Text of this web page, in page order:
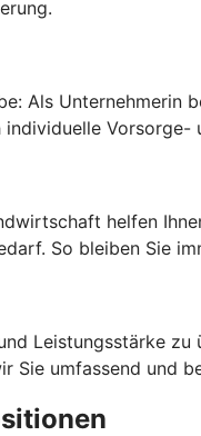
Als Unternehmerin
Vorsorge-
helfen
So bleiben Sie
Leistungsstärke
Sie umfassend und